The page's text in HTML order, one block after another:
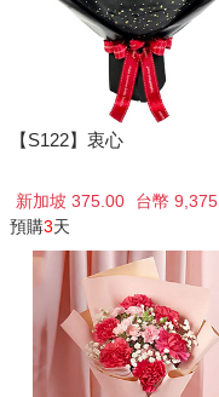
【S122】衷心
新加坡 375.00
台幣 9,375
預購3天